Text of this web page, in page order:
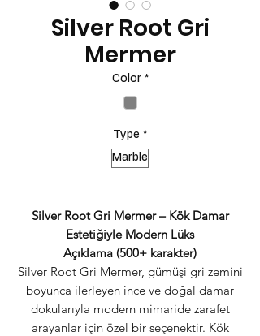
Silver Root Gri
Mermer
Color *
Type *
Marble
Silver Root Gri Mermer – Kök Damar
Estetiğiyle Modern Lüks
Açıklama (500+ karakter)
Silver Root Gri Mermer, gümüşi gri zemini
boyunca ilerleyen ince ve doğal damar
dokularıyla modern mimaride zarafet
arayanlar için özel bir seçenektir. Kök